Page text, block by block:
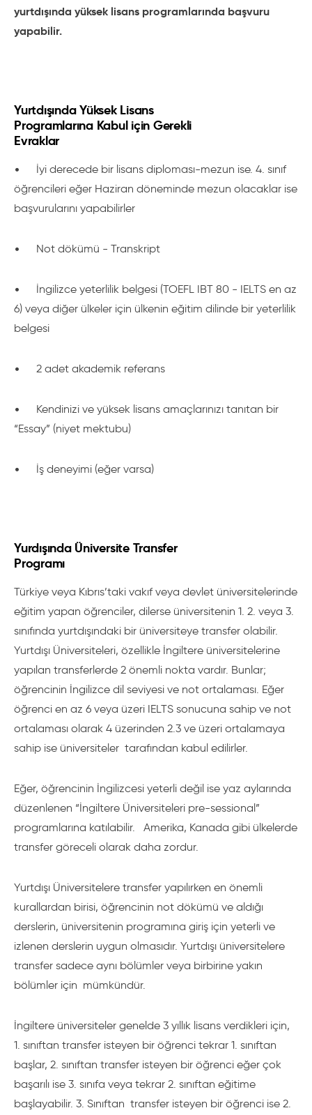
yurtdışında yüksek lisans programlarında başvuru
yapabilir.
Yurtdışında Yüksek Lisans
Programlarına Kabul için Gerekli
Evraklar
•
İyi derecede bir lisans diploması-mezun ise. 4. sınıf
öğrencileri eğer Haziran döneminde mezun olacaklar ise
başvurularını yapabilirler
• Not dökümü - Transkript
•
İngilizce yeterlilik belgesi (TOEFL IBT 80 - IELTS en az
6) veya diğer ülkeler için ülkenin eğitim dilinde bir yeterlilik
belgesi
• 2 adet akademik referans
•
Kendinizi ve yüksek lisans amaçlarınızı tanıtan bir
“Essay” (niyet mektubu)
• İş deneyimi (eğer varsa)
Yurdışında Üniversite Transfer
Programı
Türkiye veya Kıbrıs’taki vakıf veya devlet üniversitelerinde
eğitim yapan öğrenciler, dilerse üniversitenin 1. 2. veya 3.
sınıfında yurtdışındaki bir üniversiteye transfer olabilir.
Yurtdışı Üniversiteleri, özellikle İngiltere üniversitelerine
yapılan transferlerde 2 önemli nokta vardır. Bunlar;
öğrencinin İngilizce dil seviyesi ve not ortalaması. Eğer
öğrenci en az 6 veya üzeri IELTS sonucuna sahip ve not
ortalaması olarak 4 üzerinden 2.3 ve üzeri ortalamaya
sahip ise üniversiteler tarafından kabul edilirler.
Eğer, öğrencinin İngilizcesi yeterli değil ise yaz aylarında
düzenlenen “İngiltere Üniversiteleri pre-sessional”
programlarına katılabilir. Amerika, Kanada gibi ülkelerde
transfer göreceli olarak daha zordur.
Yurtdışı Üniversitelere transfer yapılırken en önemli
kurallardan birisi, öğrencinin not dökümü ve aldığı
derslerin, üniversitenin programına giriş için yeterli ve
izlenen derslerin uygun olmasıdır. Yurtdışı üniversitelere
transfer sadece aynı bölümler veya birbirine yakın
bölümler için mümkündür.
İngiltere üniversiteler genelde 3 yıllık lisans verdikleri için,
1. sınıftan transfer isteyen bir öğrenci tekrar 1. sınıftan
başlar, 2. sınıftan transfer isteyen bir öğrenci eğer çok
başarılı ise 3. sınıfa veya tekrar 2. sınıftan eğitime
başlayabilir. 3. Sınıftan transfer isteyen bir öğrenci ise 2.